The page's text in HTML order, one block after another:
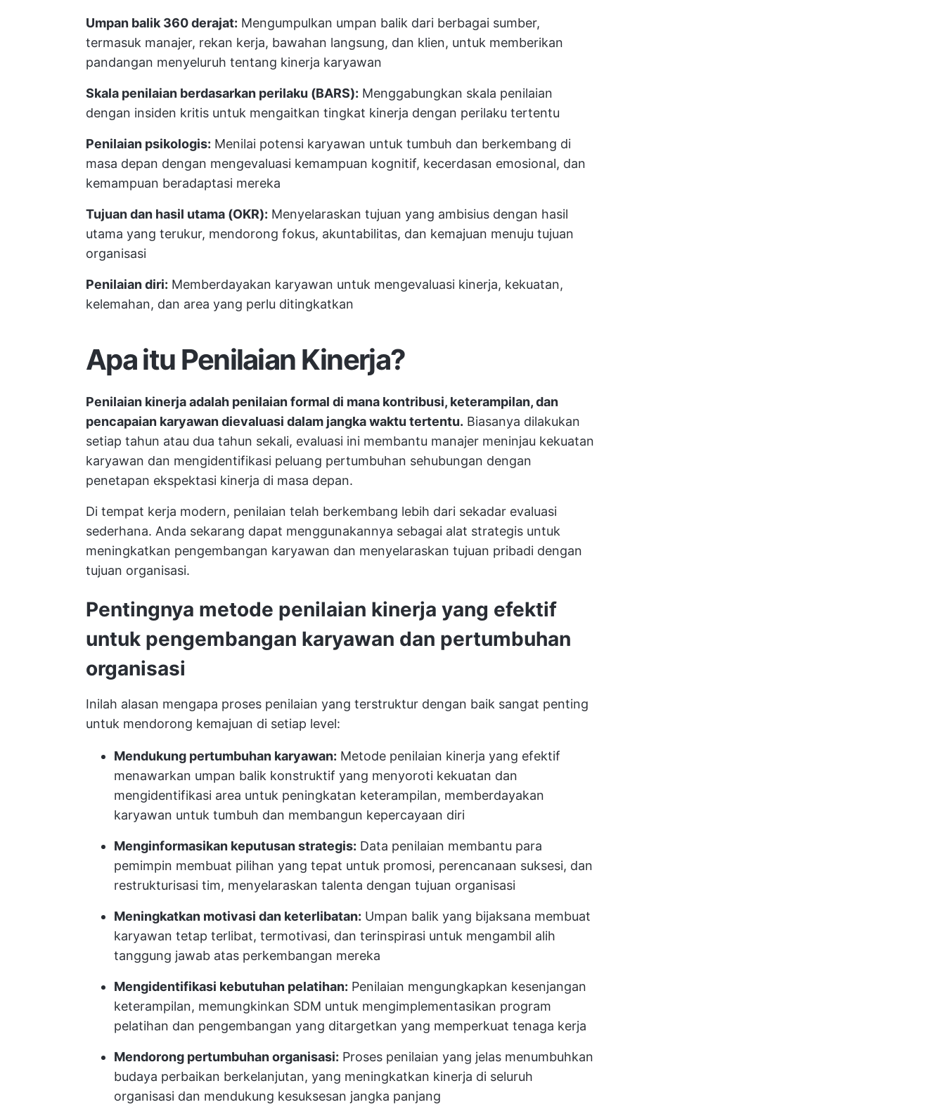
Umpan balik 360 derajat: Mengumpulkan umpan balik dari berbagai sumber,
termasuk manajer, rekan kerja, bawahan langsung, dan klien, untuk memberikan
pandangan menyeluruh tentang kinerja karyawan
Skala penilaian berdasarkan perilaku (BARS): Menggabungkan skala penilaian
dengan insiden kritis untuk mengaitkan tingkat kinerja dengan perilaku tertentu
Penilaian psikologis: Menilai potensi karyawan untuk tumbuh dan berkembang di
masa depan dengan mengevaluasi kemampuan kognitif, kecerdasan emosional, dan
kemampuan beradaptasi mereka
Tujuan dan hasil utama (OKR): Menyelaraskan tujuan yang ambisius dengan hasil
utama yang terukur, mendorong fokus, akuntabilitas, dan kemajuan menuju tujuan
organisasi
Penilaian diri: Memberdayakan karyawan untuk mengevaluasi kinerja, kekuatan,
kelemahan, dan area yang perlu ditingkatkan
Apa itu Penilaian Kinerja?
Penilaian kinerja adalah penilaian formal di mana kontribusi, keterampilan, dan
pencapaian karyawan dievaluasi dalam jangka waktu tertentu. Biasanya dilakukan
setiap tahun atau dua tahun sekali, evaluasi ini membantu manajer meninjau kekuatan
karyawan dan mengidentifikasi peluang pertumbuhan sehubungan dengan
penetapan ekspektasi kinerja di masa depan.
Di tempat kerja modern, penilaian telah berkembang lebih dari sekadar evaluasi
sederhana. Anda sekarang dapat menggunakannya sebagai alat strategis untuk
meningkatkan pengembangan karyawan dan menyelaraskan tujuan pribadi dengan
tujuan organisasi.
Pentingnya metode penilaian kinerja yang efektif
untuk pengembangan karyawan dan pertumbuhan
organisasi
Inilah alasan mengapa proses penilaian yang terstruktur dengan baik sangat penting
untuk mendorong kemajuan di setiap level:
Mendukung pertumbuhan karyawan: Metode penilaian kinerja yang efektif
menawarkan umpan balik konstruktif yang menyoroti kekuatan dan
mengidentifikasi area untuk peningkatan keterampilan, memberdayakan
karyawan untuk tumbuh dan membangun kepercayaan diri
Menginformasikan keputusan strategis: Data penilaian membantu para
pemimpin membuat pilihan yang tepat untuk promosi, perencanaan suksesi, dan
restrukturisasi tim, menyelaraskan talenta dengan tujuan organisasi
Meningkatkan motivasi dan keterlibatan: Umpan balik yang bijaksana membuat
karyawan tetap terlibat, termotivasi, dan terinspirasi untuk mengambil alih
tanggung jawab atas perkembangan mereka
Mengidentifikasi kebutuhan pelatihan: Penilaian mengungkapkan kesenjangan
keterampilan, memungkinkan SDM untuk mengimplementasikan program
pelatihan dan pengembangan yang ditargetkan yang memperkuat tenaga kerja
Mendorong pertumbuhan organisasi: Proses penilaian yang jelas menumbuhkan
budaya perbaikan berkelanjutan, yang meningkatkan kinerja di seluruh
organisasi dan mendukung kesuksesan jangka panjang